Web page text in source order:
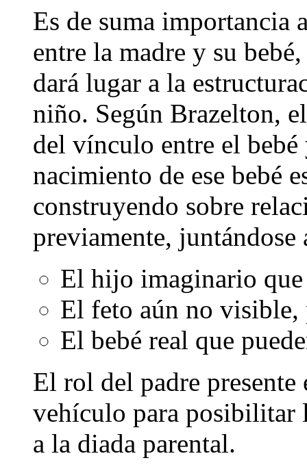
Es de suma importancia
entre la madre y su
dará lugar a la
niño. Según Brazelton,
del vínculo entre el
nacimiento de ese bebé
construyendo sobre
previamente, juntándose
El hijo imaginario que
El feto aún no visible,
El bebé real que
El rol del padre presente
vehículo para posibilitar
a la diada parental.